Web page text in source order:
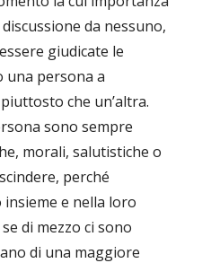
da nessuno,
giudicate le
una persona a
che un’altra.
sono sempre
morali, salutistiche o
perché
e nella loro
di mezzo ci sono
di una maggiore